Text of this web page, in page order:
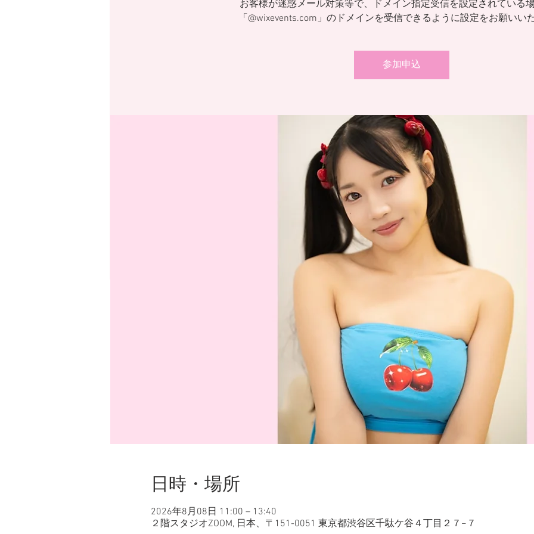
お客様が迷惑メール対策等で、ドメイン指定受信を設定されている場
「@wixevents.com」のドメインを受信できるように設定をお願いい
参加申込
日時・場所
2026年8月08日 11:00 – 13:40
２階スタジオZOOM, 日本、〒151-0051 東京都渋谷区千駄ケ谷４丁目２７−７